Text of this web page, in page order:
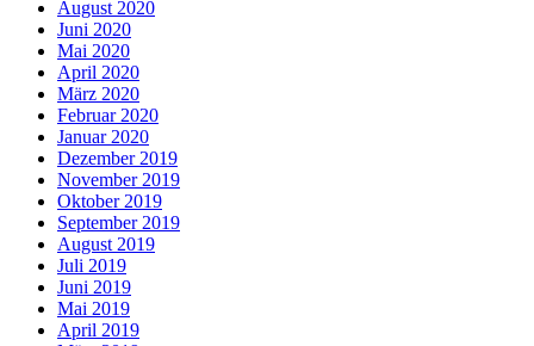
August 2020
Juni 2020
Mai 2020
April 2020
März 2020
Februar 2020
Januar 2020
Dezember 2019
November 2019
Oktober 2019
September 2019
August 2019
Juli 2019
Juni 2019
Mai 2019
April 2019